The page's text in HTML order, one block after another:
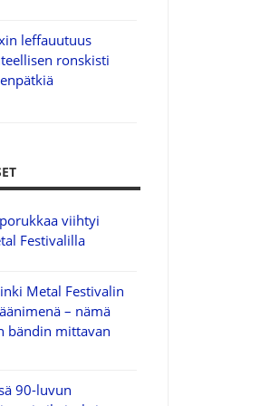
leffauutuus
ronskisti
viihtyi
Festivalilla
Metal Festivalin
– nämä
bändin mittavan
90-luvun